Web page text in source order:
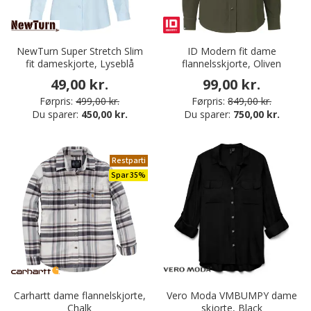
NewTurn Super Stretch Slim
fit dameskjorte, Lyseblå
49,00 kr.
Førpris: 499,00 kr.
Du sparer: 450,00 kr.
ID Modern fit dame
flannelsskjorte, Oliven
99,00 kr.
Førpris: 849,00 kr.
Du sparer: 750,00 kr.
Restparti
Spar 35%
Carhartt dame flannelskjorte,
Chalk
Vero Moda VMBUMPY dame
skjorte, Black